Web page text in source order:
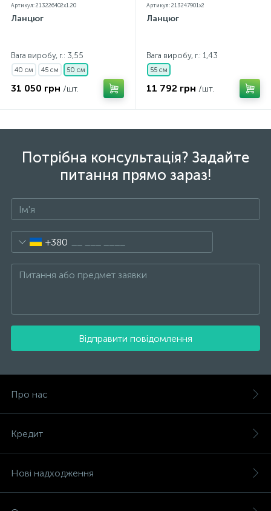
Артикул: 213226402x1.20
Ланцюг
Вага виробу, г.: 3,55
40 см 45 см 50 см
31 050 грн /шт.
Артикул: 213247901x2
Ланцюг
Вага виробу, г.: 1,43
55 см
11 792 грн /шт.
Потрібна консультація? Задайте
питання прямо зараз!
+380
Відправити повідомлення
Про нас
Кредит
Нові надходження